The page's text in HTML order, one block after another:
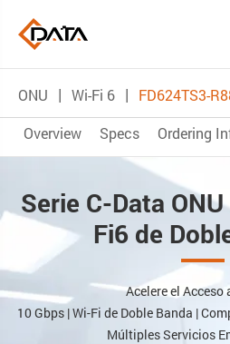
ONU Wi-Fi 6
FD624TS3-
Overview
Specs Ordering
Serie C-Data
Fi6 de
Acelere el Acceso
10 Gbps | Wi-Fi de Doble Banda |
Múltiples Servicios